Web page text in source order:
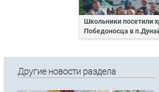
Школьники посетили
Победоносца в
Другие новости раздела